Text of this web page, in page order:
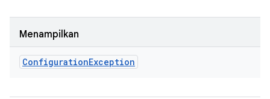
Menampilkan
ConfigurationException